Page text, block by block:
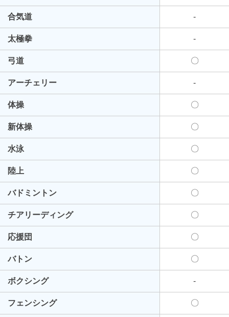
合気道 -
太極拳 -
弓道 〇
アーチェリー -
体操 〇
新体操 〇
水泳 〇
陸上 〇
バドミントン 〇
チアリーディング 〇
応援団 〇
バトン 〇
ボクシング -
フェンシング 〇